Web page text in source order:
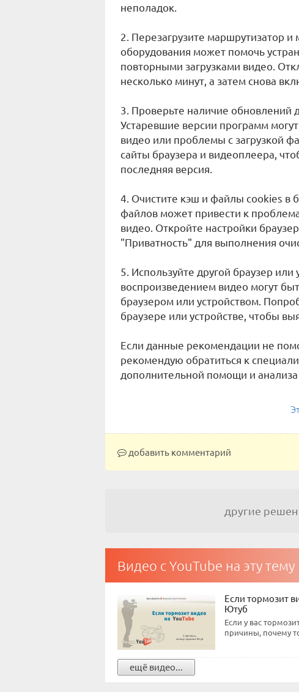
неполадок.
2. Перезагрузите маршрутизатор
оборудования может помочь
повторными загрузками видео.
несколько минут, а затем снова
3. Проверьте наличие обновлений
Устаревшие версии программ
видео или проблемы с загрузкой
сайты браузера и видеоплеера,
последняя версия.
4. Очистите кэш и файлы cookies в
файлов может привести к
видео. Откройте настройки
"Приватность" для выполнения
5. Используйте другой браузер
воспроизведением видео могут
браузером или устройством.
браузере или устройстве, чтобы
Если данные рекомендации не
рекомендую обратиться к
дополнительной помощи и
добавить комментарий
другие
Видео с YouTube на эту тему
Если тормозит
Ютуб
Если у вас
причины, почему
ещё видео...